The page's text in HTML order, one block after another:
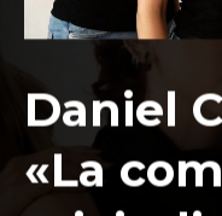
Daniel
«La